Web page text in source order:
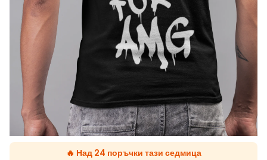
🔥 Над 24 поръчки тази седмица